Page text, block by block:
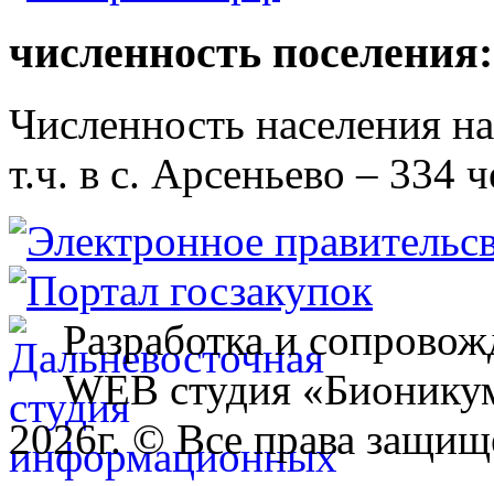
численность поселения:
Численность населения
т.ч. в с. Арсеньево – 334
Разработка и
WEB студия
2026г. © Все права